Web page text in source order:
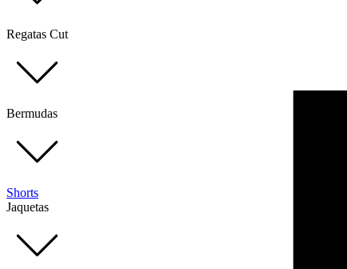
Regatas Cut
Bermudas
Shorts
Jaquetas